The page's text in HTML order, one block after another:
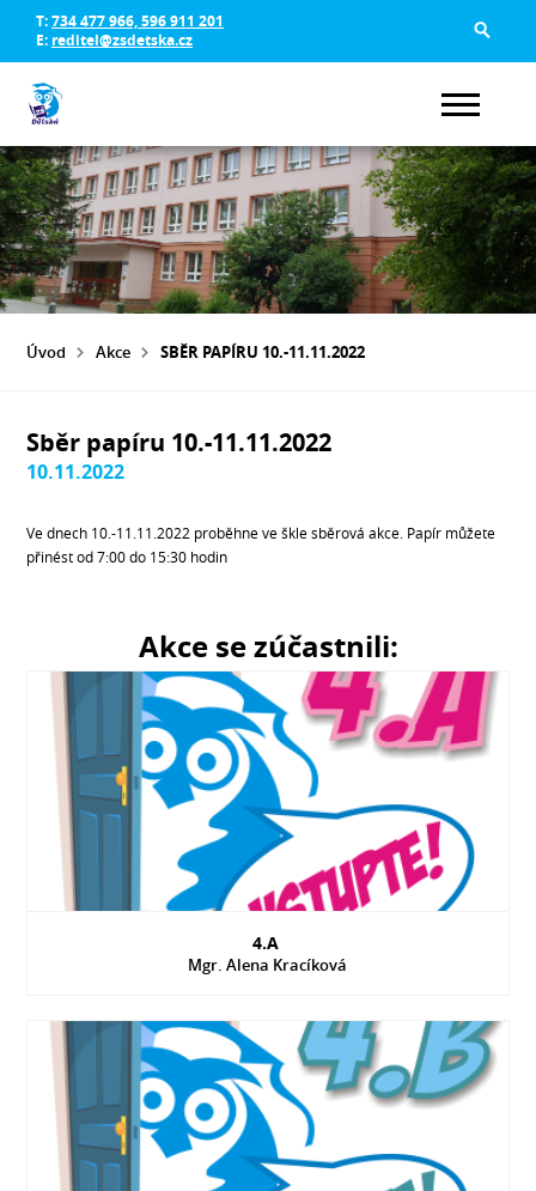
T:734 477 966, 596 911 201
E: reditel@zsdetska.cz
Úvod Akce SBĚR PAPÍRU 10.-11.11.2022
Sběr papíru 10.-11.11.2022
10.11.2022
Ve dnech 10.-11.11.2022 proběhne ve škle sběrová akce. Papír můžete
přinést od 7:00 do 15:30 hodin
Akce se zúčastnili:
4.A
Mgr. Alena Kracíková